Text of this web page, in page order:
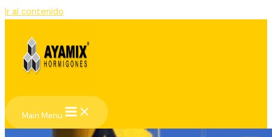
Ir al contenido
Main Menu